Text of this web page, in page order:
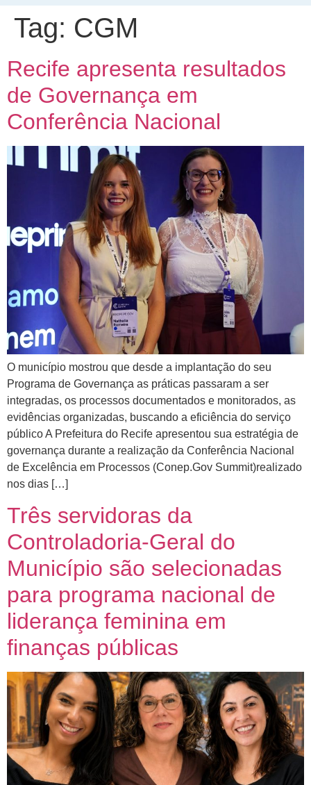
Tag: CGM
Recife apresenta resultados
de Governança em
Conferência Nacional
O município mostrou que desde a implantação do seu
Programa de Governança as práticas passaram a ser
integradas, os processos documentados e monitorados, as
evidências organizadas, buscando a eficiência do serviço
público A Prefeitura do Recife apresentou sua estratégia de
governança durante a realização da Conferência Nacional
de Excelência em Processos (Conep.Gov Summit)realizado
nos dias […]
Três servidoras da
Controladoria-Geral do
Município são selecionadas
para programa nacional de
liderança feminina em
finanças públicas